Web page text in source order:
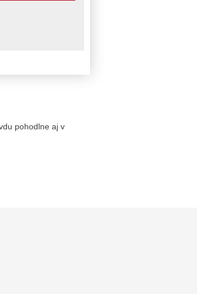
pohodlne aj v